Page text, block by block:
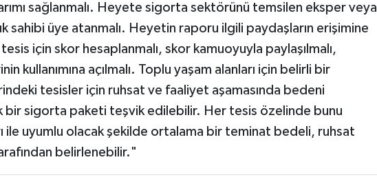
sağlanmalı. Heyete sigorta sektörünü temsilen eksper veya
sahibi üye atanmalı. Heyetin raporu ilgili paydaşların erişimine
için skor hesaplanmalı, skor kamuoyuyla paylaşılmalı,
kullanımına açılmalı. Toplu yaşam alanları için belirli bir
tesisler için ruhsat ve faaliyet aşamasında bedeni
bir sigorta paketi teşvik edilebilir. Her tesis özelinde bunu
ile uyumlu olacak şekilde ortalama bir teminat bedeli, ruhsat
belirlenebilir."